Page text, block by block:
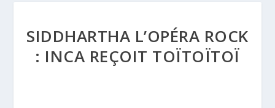
SIDDHARTHA L’OPÉRA ROCK
: INCA REÇOIT TOÏTOÏTOÏ